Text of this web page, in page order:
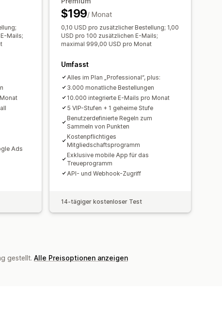
Mails;
Ads
$199/ Monat
0,10 USD pro zusätzlicher Bestellung; 1,00
USD pro 100 zusätzlichen E-Mails;
maximal 999,00 USD pro Monat
Umfasst
Alles im Plan „Professional“, plus:
3.000 monatliche Bestellungen
10.000 integrierte E-Mails pro Monat
5 VIP-Stufen + 1 geheime Stufe
Benutzerdefinierte Regeln zum
Sammeln von Punkten
Kostenpflichtiges
Mitgliedschaftsprogramm
Exklusive mobile App für das
Treueprogramm
API- und Webhook-Zugriff
14-tägiger kostenloser Test
gestellt. Alle Preisoptionen anzeigen